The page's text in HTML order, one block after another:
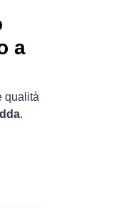
a
qualità
.